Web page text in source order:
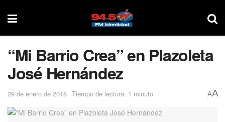
“Mi Barrio Crea” en Plazoleta
José Hernández
29 de enero de 2018 Tiempo de lectura: 1 minuto AA